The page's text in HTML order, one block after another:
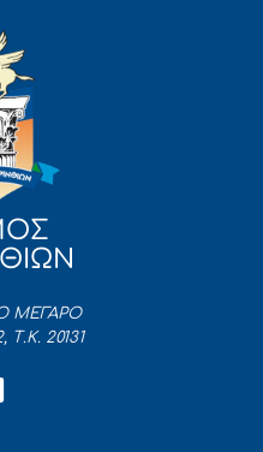
ΜΕΓΑΡΟ
Τ.Κ. 20131